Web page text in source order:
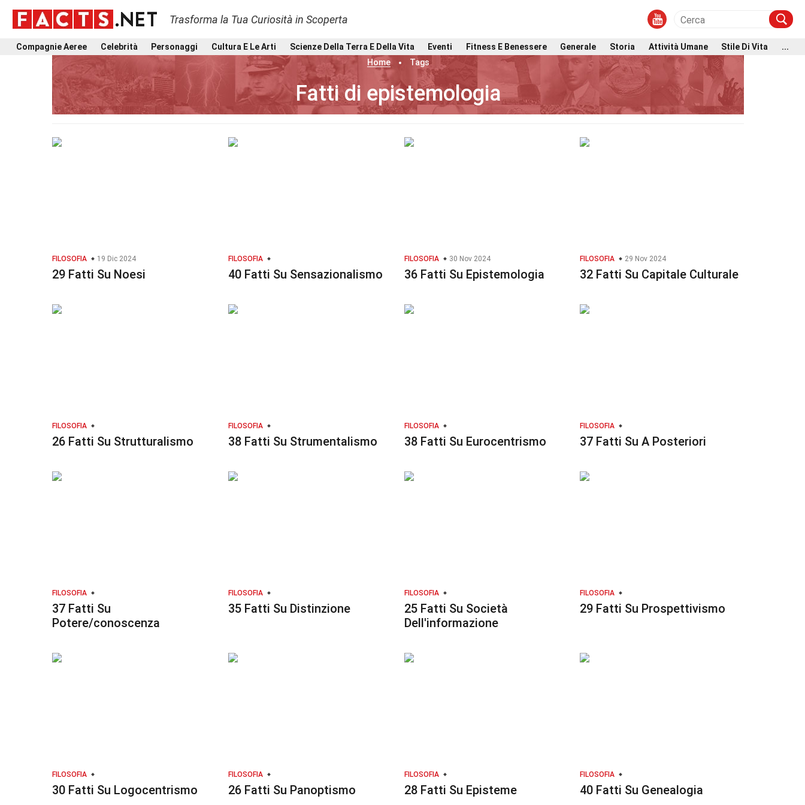
Trasforma la Tua Curiosità in Scoperta
Compagnie Aeree Celebrità Personaggi Cultura E Le Arti Scienze Della Terra E Della Vita Eventi Fitness E Benessere Generale Storia Attività Umane Stile Di Vita
...
Home
Tags
Fatti di epistemologia
FILOSOFIA 19 Dic 2024
29 Fatti Su Noesi
FILOSOFIA
40 Fatti Su Sensazionalismo
FILOSOFIA 30 Nov 2024
36 Fatti Su Epistemologia
FILOSOFIA 29 Nov 2024
32 Fatti Su Capitale Culturale
FILOSOFIA
26 Fatti Su Strutturalismo
FILOSOFIA
38 Fatti Su Strumentalismo
FILOSOFIA
38 Fatti Su Eurocentrismo
FILOSOFIA
37 Fatti Su A Posteriori
FILOSOFIA
37 Fatti Su
Potere/conoscenza
FILOSOFIA
35 Fatti Su Distinzione
FILOSOFIA
25 Fatti Su Società
Dell'informazione
FILOSOFIA
29 Fatti Su Prospettivismo
FILOSOFIA
30 Fatti Su Logocentrismo
FILOSOFIA
26 Fatti Su Panoptismo
FILOSOFIA
28 Fatti Su Episteme
FILOSOFIA
40 Fatti Su Genealogia